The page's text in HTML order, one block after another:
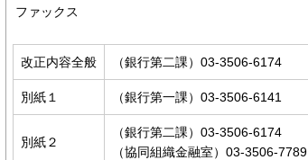
ファックス
改正内容全般 （銀行第二課）03-3506-6174
別紙１ （銀行第一課）03-3506-6141
別紙２
（銀行第二課）03-3506-6174
（協同組織金融室）03-3506-7789